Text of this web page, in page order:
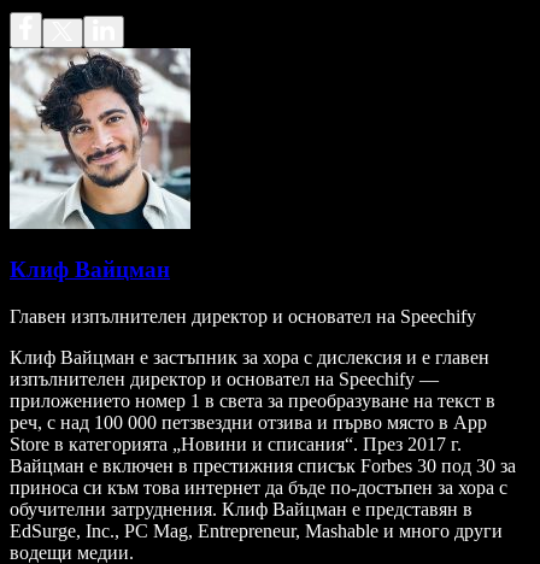
Клиф Вайцман
Главен изпълнителен директор и основател на Speechify
Клиф Вайцман е застъпник за хора с дислексия и е главен
изпълнителен директор и основател на Speechify —
приложението номер 1 в света за преобразуване на текст в
реч, с над 100 000 петзвездни отзива и първо място в App
Store в категорията „Новини и списания“. През 2017 г.
Вайцман е включен в престижния списък Forbes 30 под 30 за
приноса си към това интернет да бъде по-достъпен за хора с
обучителни затруднения. Клиф Вайцман е представян в
EdSurge, Inc., PC Mag, Entrepreneur, Mashable и много други
водещи медии.